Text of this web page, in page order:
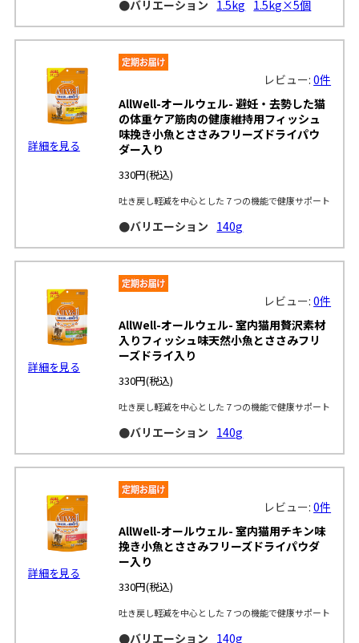
●バリエーション 1.5kg 1.5kg×5個
詳細を見る
レビュー:0件
AllWell-オールウェル- 避妊・去勢した猫
の体重ケア筋肉の健康維持用フィッシュ
味挽き小魚とささみフリーズドライパウ
ダー入り
330円(税込)
吐き戻し軽減を中心とした７つの機能で健康サポート
●バリエーション 140g
詳細を見る
レビュー:0件
AllWell-オールウェル- 室内猫用贅沢素材
入りフィッシュ味天然小魚とささみフリ
ーズドライ入り
330円(税込)
吐き戻し軽減を中心とした７つの機能で健康サポート
●バリエーション 140g
詳細を見る
レビュー:0件
AllWell-オールウェル- 室内猫用チキン味
挽き小魚とささみフリーズドライパウダ
ー入り
330円(税込)
吐き戻し軽減を中心とした７つの機能で健康サポート
●バリエーション 140g